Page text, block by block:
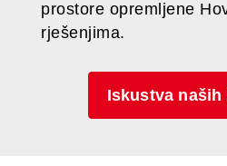
prostore opremljene
rješenjima.
Iskustva